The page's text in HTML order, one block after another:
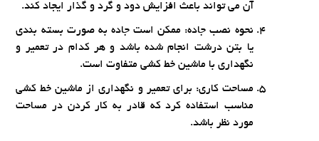
آن می تواند باعث افزایش دود و گرد و گذار ایجاد کند.
نحوه نصب جاده: ممکن است جاده به صورت بسته بندی
یا بتن درشت انجام شده باشد و هر کدام در تعمیر و
نگهداری با ماشین خط کشی متفاوت است.
مساحت کاری: برای تعمیر و نگهداری از ماشین خط کشی
مناسب استفاده کرد که قادر به کار کردن در مساحت
مورد نظر باشد.